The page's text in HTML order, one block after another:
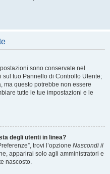
sono conservate nel
tuo Pannello di Controllo Utente;
ma questo potrebbe non essere
tutte le tue impostazioni e le
degli utenti in linea?
trovi l’opzione Nascondi il
apparirai solo agli amministratori e
nascosto.